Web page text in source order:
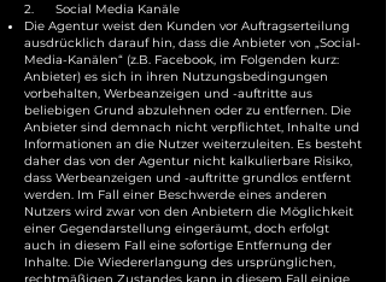
2. Social Media Kanäle
Die Agentur weist den Kunden vor Auftragserteilung
ausdrücklich darauf hin, dass die Anbieter von „Social-
Media-Kanälen“ (z.B. Facebook, im Folgenden kurz:
Anbieter) es sich in ihren Nutzungsbedingungen
vorbehalten, Werbeanzeigen und -auftritte aus
beliebigen Grund abzulehnen oder zu entfernen. Die
Anbieter sind demnach nicht verpflichtet, Inhalte und
Informationen an die Nutzer weiterzuleiten. Es besteht
daher das von der Agentur nicht kalkulierbare Risiko,
dass Werbeanzeigen und -auftritte grundlos entfernt
werden. Im Fall einer Beschwerde eines anderen
Nutzers wird zwar von den Anbietern die Möglichkeit
einer Gegendarstellung eingeräumt, doch erfolgt
auch in diesem Fall eine sofortige Entfernung der
Inhalte. Die Wiedererlangung des ursprünglichen,